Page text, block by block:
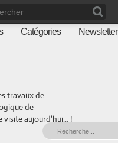
Catégories Newsletter
travaux de
de
aujourd'hui... !